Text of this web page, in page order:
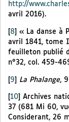
http://
avril 2016).
8 « La danse à
avril 1841, tome
feuilleton publié
n°32, col. 459-
[9] La Phalange,
10
Archives
37 (681 Mi 60,
Considerant, 26